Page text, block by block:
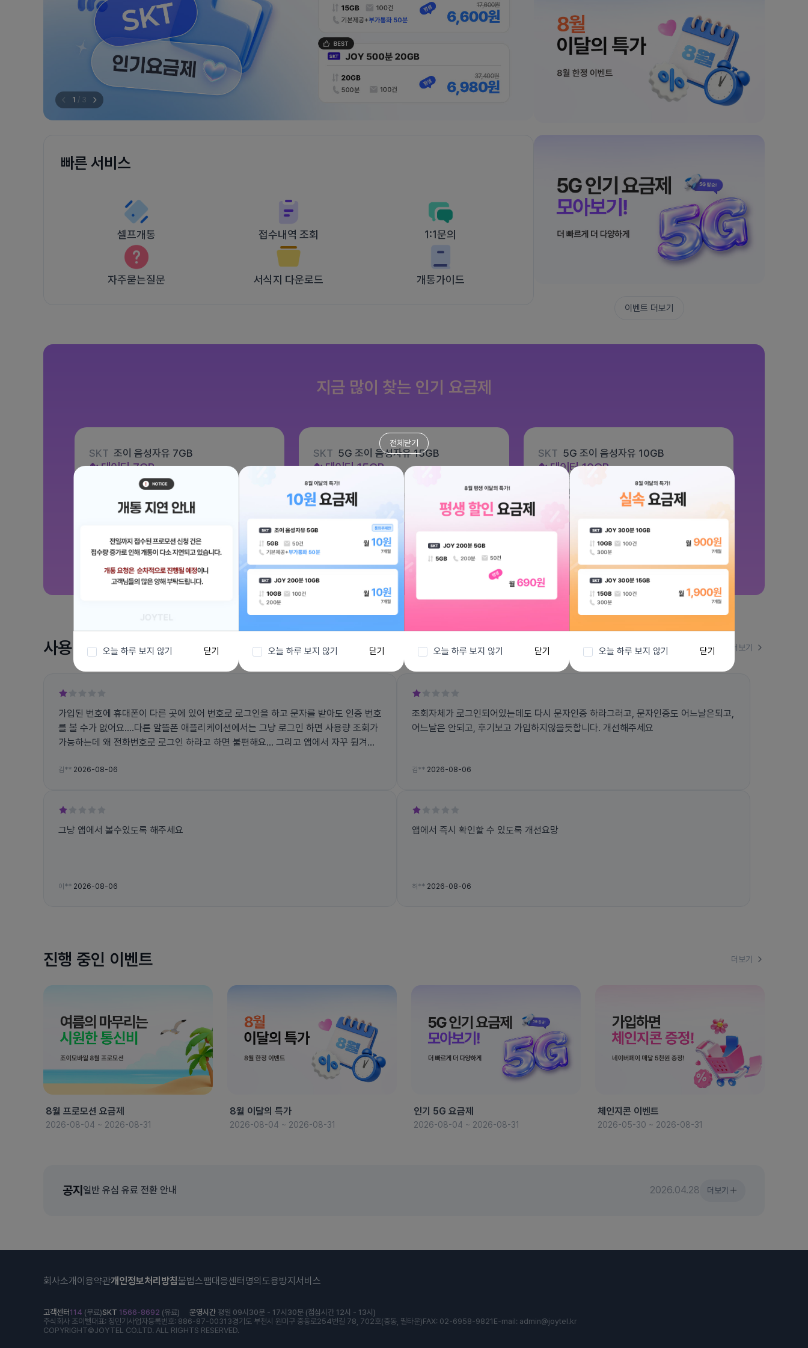
1 / 3
빠른 서비스
셀프개통 접수내역 조회 1:1문의
자주묻는질문 서식지 다운로드 개통가이드
이벤트 더보기
지금 많이 찾는 인기 요금제
SKT 조이 음성자유 7GB
데이터7GB
문자 100건
월 3,300원
SKT 5G 조이 음성자유 15GB
데이터15GB
통화 기본제공
월 6,600원
SKT 5G 조이 음성자유 10GB
데이터10GB
통화 기본제공
월 5,500원 / 평생할인
사용 후기 더보기
가입된 번호에 휴대폰이 다른 곳에 있어 번호로 로그인을 하고 문자를 받아도 인증 번호
를 볼 수가 없어요....다른 알뜰폰 애플리케이션에서는 그냥 로그인 하면 사용량 조회가
가능하는데 왜 전화번호로 로그인 하라고 하면 불편해요... 그리고 앱에서 자꾸 튕겨지
김** 2026-08-06
조회자체가 로그인되어있는데도 다시 문자인증 하라그러고, 문자인증도 어느날은되고,
어느날은 안되고, 후기보고 가입하지않을듯합니다. 개선해주세요
김** 2026-08-06
그냥 앱에서 볼수있도록 해주세요
이** 2026-08-06
앱에서 즉시 확인할 수 있도록 개선요망
허** 2026-08-06
진행 중인 이벤트 더보기
8월 프로모션 요금제
2026-08-04 ~ 2026-08-31
8월 이달의 특가
2026-08-04 ~ 2026-08-31
인기 5G 요금제
2026-08-04 ~ 2026-08-31
체인지콘 이벤트
2026-05-30 ~ 2026-08-31
공지 일반 유심 유료 전환 안내 2026.04.28 더보기
회사소개 이용약관개인정보처리방침불법스팸대응센터 명의도용방지서비스
고객센터 114 (무료)SKT 1566-8692 (유료) 운영시간 평일 09시30분 - 17시30분 (점심시간 12시 - 13시)
주식회사 조이텔대표: 정민기 사업자등록번호: 886-87-00313경기도 부천시 원미구 중동로254번길 78, 702호(중동, 필타운)FAX: 02-6958-9821 E-mail: admin@joytel.kr
COPYRIGHT©JOYTEL CO.LTD. ALL RIGHTS RESERVED.
전체닫기
오늘 하루 보지 않기 닫기 오늘 하루 보지 않기 닫기 오늘 하루 보지 않기 닫기 오늘 하루 보지 않기 닫기